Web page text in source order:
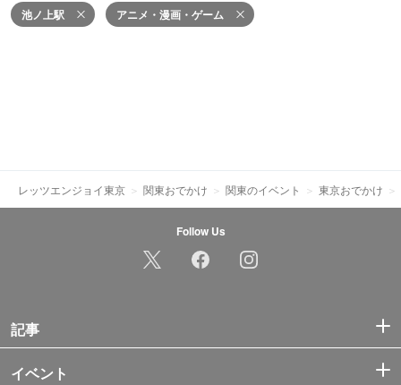
池ノ上駅 アニメ・漫画・ゲーム
レッツエンジョイ東京 関東おでかけ 関東のイベント 東京おでかけ
Follow Us
記事
イベント